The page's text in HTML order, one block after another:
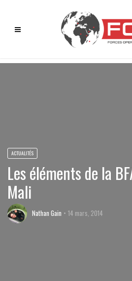
ACTUALITÉS
Les éléments de la
Mali
Nathan Gain 14 mars, 2014